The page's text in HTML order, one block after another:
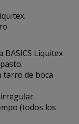
BASICS Liquitex
tarro de boca
(todos los